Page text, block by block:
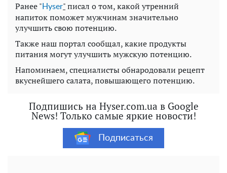
Ранее " Нyser"писал о том, какой утренний
напиток поможет мужчинам значительно
улучшить свою потенцию.
Также наш портал сообщал, какие продукты
питания могут улучшить мужскую потенцию.
Напоминаем, специалисты обнародовали рецепт
вкуснейшего салата, повышающего потенцию.
Подпишись на Hyser.com.ua в Google
News! Только самые яркие новости!
Подписаться